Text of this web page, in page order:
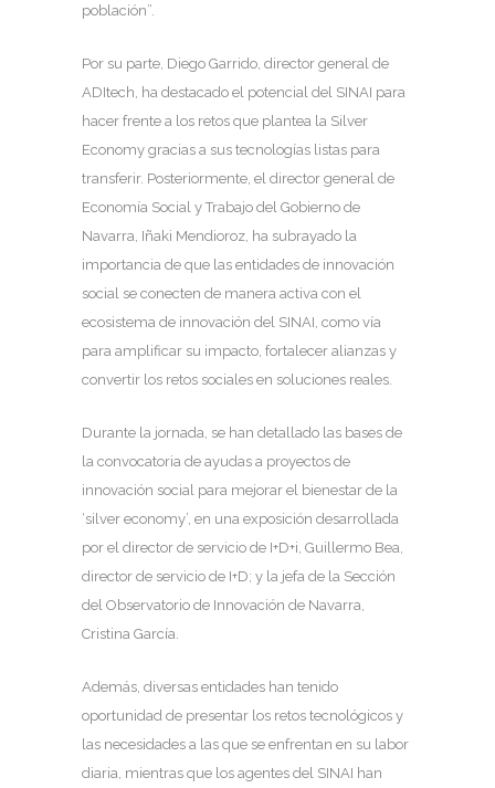
población”.
Por su parte, Diego Garrido, director general de
ADItech, ha destacado el potencial del SINAI para
hacer frente a los retos que plantea la Silver
Economy gracias a sus tecnologías listas para
transferir. Posteriormente, el director general de
Economía Social y Trabajo del Gobierno de
Navarra, Iñaki Mendioroz, ha subrayado la
importancia de que las entidades de innovación
social se conecten de manera activa con el
ecosistema de innovación del SINAI, como vía
para amplificar su impacto, fortalecer alianzas y
convertir los retos sociales en soluciones reales.
Durante la jornada, se han detallado las bases de
la convocatoria de ayudas a proyectos de
innovación social para mejorar el bienestar de la
‘silver economy’, en una exposición desarrollada
por el director de servicio de I+D+i, Guillermo Bea,
director de servicio de I+D; y la jefa de la Sección
del Observatorio de Innovación de Navarra,
Cristina García.
Además, diversas entidades han tenido
oportunidad de presentar los retos tecnológicos y
las necesidades a las que se enfrentan en su labor
diaria, mientras que los agentes del SINAI han